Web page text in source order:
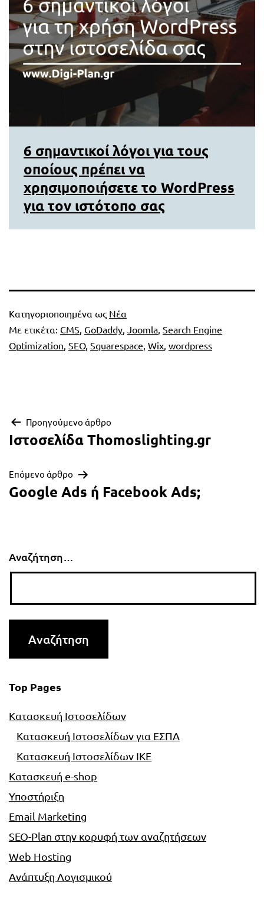
6 σημαντικοί λόγοι για τους
οποίους πρέπει να
χρησιμοποιήσετε το WordPress
για τον ιστότοπο σας
Κατηγοριοποιημένα ως Νέα
Με ετικέτα: CMS GoDaddy Joomla Search Engine
Optimization SEO, Squarespace Wix wordpress
Πλοήγηση
Προηγούμενο άρθρο
Ιστοσελίδα Thomoslighting.gr
Επόμενο άρθρο
Google Ads ή Facebook Ads;
Αναζήτηση…
Top Pages
Κατασκευή Ιστοσελίδων
Κατασκευή Ιστοσελίδων για ΕΣΠΑ
Κατασκευή Ιστοσελίδων ΙΚΕ
Κατασκευή e-shop
Υποστήριξη
Email Marketing
SEO-Plan στην κορυφή των αναζητήσεων
Web Hosting
Ανάπτυξη Λογισμικού